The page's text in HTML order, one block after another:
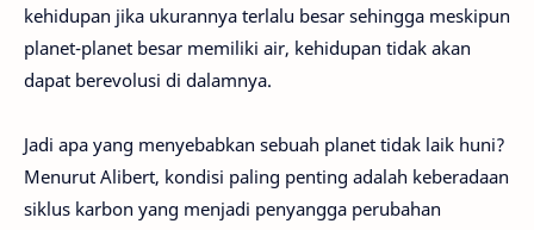
kehidupan jika ukurannya terlalu besar sehingga meskipun
planet-planet besar memiliki air, kehidupan tidak akan
dapat berevolusi di dalamnya.
Jadi apa yang menyebabkan sebuah planet tidak laik huni?
Menurut Alibert, kondisi paling penting adalah keberadaan
siklus karbon yang menjadi penyangga perubahan